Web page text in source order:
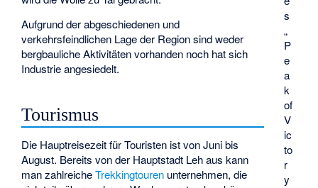
s
„
P
e
a
k
of
V
ic
to
r
y
Aufgrund der abgeschiedenen und
verkehrsfeindlichen Lage der Region sind weder
bergbauliche Aktivitäten vorhanden noch hat sich
Industrie angesiedelt.
Tourismus
Die Hauptreisezeit für Touristen ist von Juni bis
August. Bereits von der Hauptstadt Leh aus kann
man zahlreicheTrekkingtouren unternehmen, die